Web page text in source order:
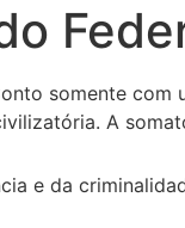
somente
A
e da